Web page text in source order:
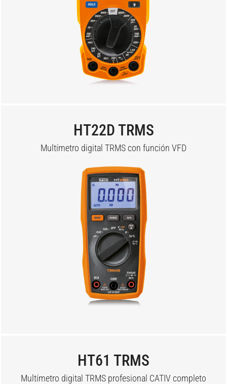
HT22D TRMS
Multímetro digital TRMS con función VFD
HT61 TRMS
Multímetro digital TRMS profesional CATIV completo